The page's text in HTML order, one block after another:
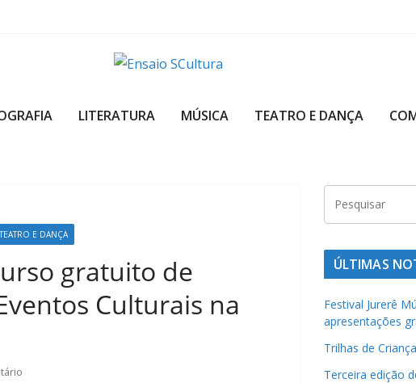
e
c
u
LITERATURA MÚSICA TEATRO E DANÇA
TEATRO E DANÇA
gratuito de
Culturais na
ÚLTIMAS
Festival Jurerê
apresentações
Trilhas de
Terceira edição